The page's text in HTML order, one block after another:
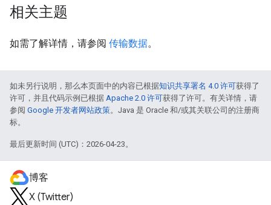
相关主题
如需了解详情，请参阅 传输数据。
如未另行说明，那么本页面中的内容已根据知识共享署名 4.0 许可获得了
许可，并且代码示例已根据 Apache 2.0 许可获得了许可。有关详情，请
参阅 Google 开发者网站政策。Java 是 Oracle 和/或其关联公司的注册商
标。
最后更新时间 (UTC)：2026-04-23。
博客
X (Twitter)